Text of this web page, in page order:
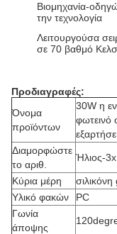
Βιομηχανία-
την τεχνολογία
Λειτουργούσα
σε 70 βαθμό
Προδιαγραφές:
Όνομα
προϊόντων
30W η
φωτεινό
Διαμορφώστε
το αριθ.
Ήλιος-
Κύρια μέρη
Υλικό φακών
PC
Γωνία
άποψης